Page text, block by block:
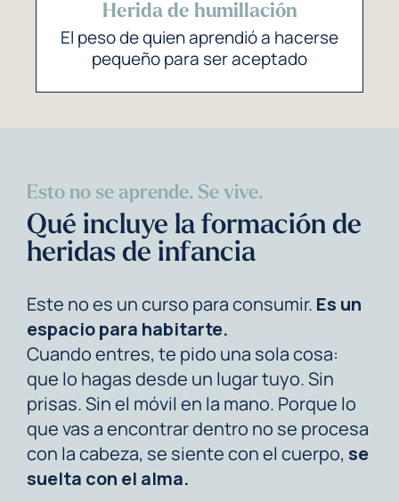
Herida de humillación
El peso de quien aprendió a hacerse
pequeño para ser aceptado
Esto no se aprende. Se vive.
Qué incluye la formación de
heridas de infancia
Este no es un curso para consumir. Es un
espacio para habitarte.
Cuando entres, te pido una sola cosa:
que lo hagas desde un lugar tuyo. Sin
prisas. Sin el móvil en la mano. Porque lo
que vas a encontrar dentro no se procesa
con la cabeza, se siente con el cuerpo, se
suelta con el alma.